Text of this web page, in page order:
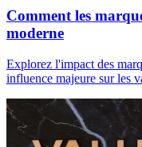
Comment les
moderne
Explorez l'impact des
influence majeure sur les